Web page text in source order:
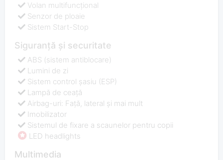
Volan multifuncţional
Senzor de ploaie
Sistem Start-Stop
Siguranță și securitate
ABS (sistem antiblocare)
Lumini de zi
Sistem control şasiu (ESP)
Lampă de ceață
Airbag-uri: Față, lateral și mai mult
Imobilizator
Sistemul de fixare a scaunelor pentru copii
LED headlights
Multimedia